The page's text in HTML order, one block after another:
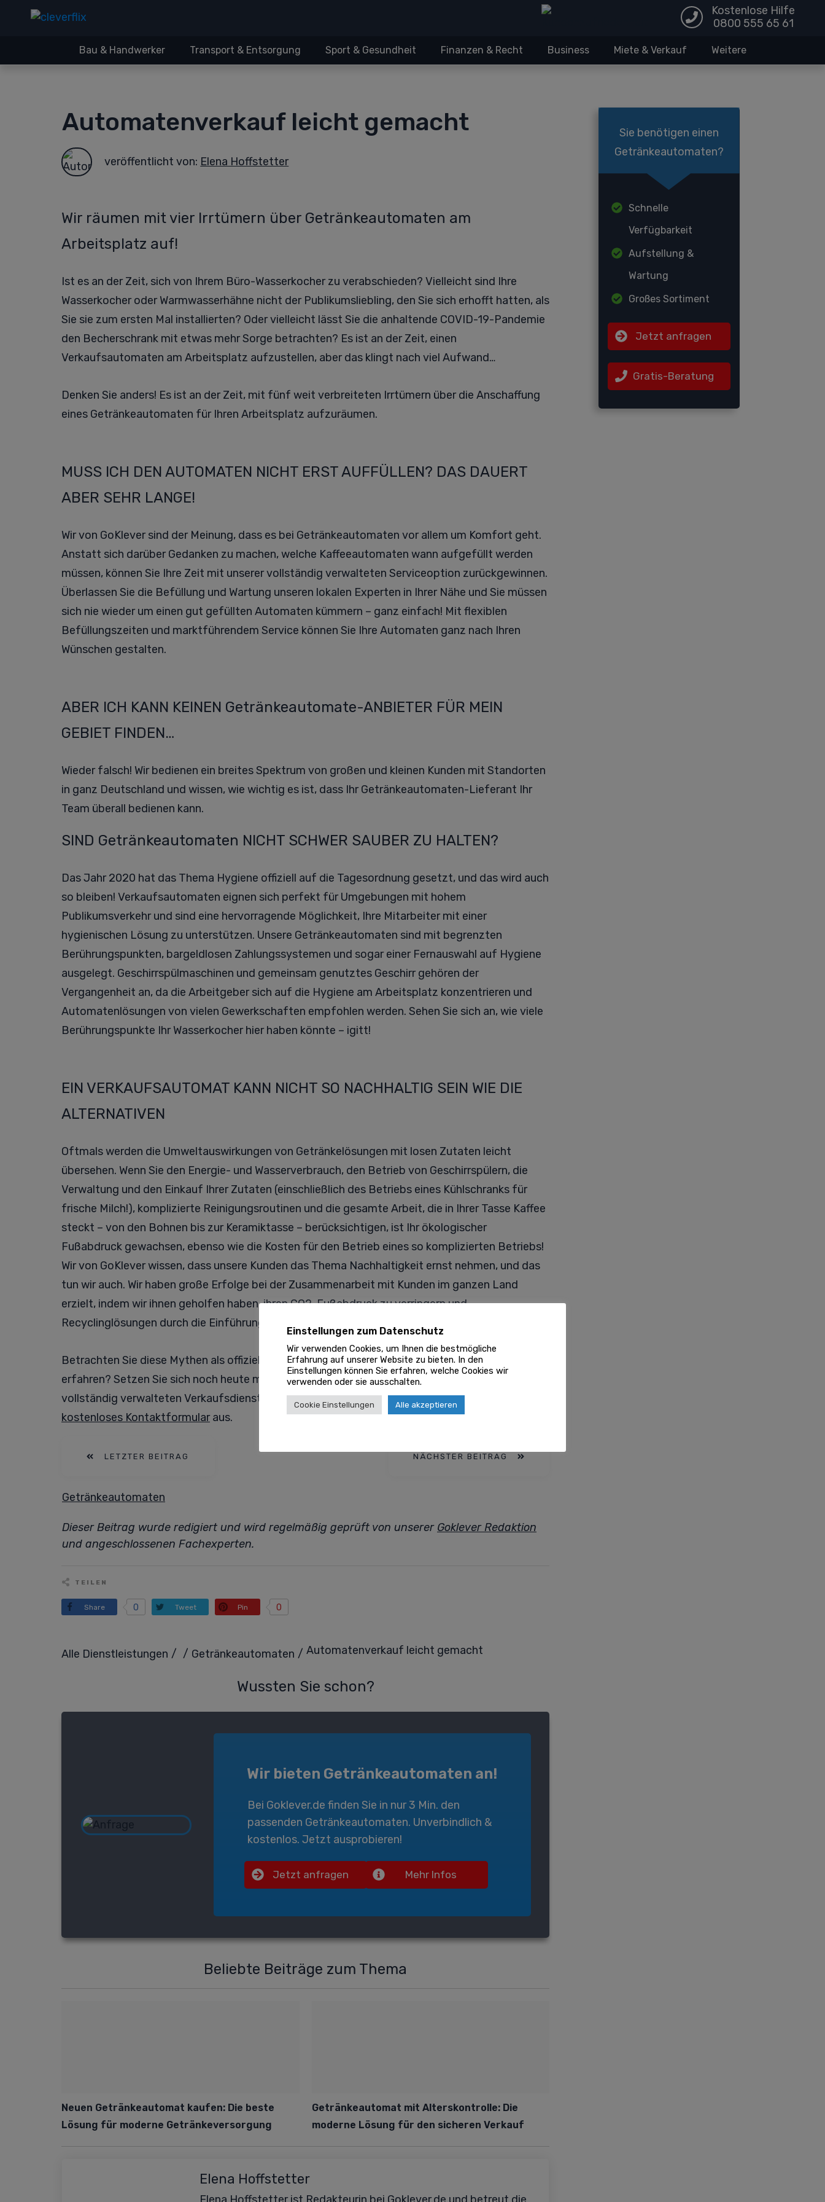
Kostenlose Hilfe
0800 555 65 61
Bau & Handwerker Transport & Entsorgung Sport & Gesundheit Finanzen & Recht Business Miete & Verkauf Weitere
Automatenverkauf leicht gemacht
veröffentlicht von: Elena Hoffstetter
Wir räumen mit vier Irrtümern über Getränkeautomaten am
Arbeitsplatz auf!
Ist es an der Zeit, sich von Ihrem Büro-Wasserkocher zu verabschieden? Vielleicht sind Ihre
Wasserkocher oder Warmwasserhähne nicht der Publikumsliebling, den Sie sich erhofft hatten, als
Sie sie zum ersten Mal installierten? Oder vielleicht lässt Sie die anhaltende COVID-19-Pandemie
den Becherschrank mit etwas mehr Sorge betrachten? Es ist an der Zeit, einen
Verkaufsautomaten am Arbeitsplatz aufzustellen, aber das klingt nach viel Aufwand…
Denken Sie anders! Es ist an der Zeit, mit fünf weit verbreiteten Irrtümern über die Anschaffung
eines Getränkeautomaten für Ihren Arbeitsplatz aufzuräumen.
MUSS ICH DEN AUTOMATEN NICHT ERST AUFFÜLLEN? DAS DAUERT
ABER SEHR LANGE!
Wir von GoKlever sind der Meinung, dass es bei Getränkeautomaten vor allem um Komfort geht.
Anstatt sich darüber Gedanken zu machen, welche Kaffeeautomaten wann aufgefüllt werden
müssen, können Sie Ihre Zeit mit unserer vollständig verwalteten Serviceoption zurückgewinnen.
Überlassen Sie die Befüllung und Wartung unseren lokalen Experten in Ihrer Nähe und Sie müssen
sich nie wieder um einen gut gefüllten Automaten kümmern – ganz einfach! Mit flexiblen
Befüllungszeiten und marktführendem Service können Sie Ihre Automaten ganz nach Ihren
Wünschen gestalten.
ABER ICH KANN KEINEN Getränkeautomate-ANBIETER FÜR MEIN
GEBIET FINDEN…
Wieder falsch! Wir bedienen ein breites Spektrum von großen und kleinen Kunden mit Standorten
in ganz Deutschland und wissen, wie wichtig es ist, dass Ihr Getränkeautomaten-Lieferant Ihr
Team überall bedienen kann.
SIND Getränkeautomaten NICHT SCHWER SAUBER ZU HALTEN?
Das Jahr 2020 hat das Thema Hygiene offiziell auf die Tagesordnung gesetzt, und das wird auch
so bleiben! Verkaufsautomaten eignen sich perfekt für Umgebungen mit hohem
Publikumsverkehr und sind eine hervorragende Möglichkeit, Ihre Mitarbeiter mit einer
hygienischen Lösung zu unterstützen. Unsere Getränkeautomaten sind mit begrenzten
Berührungspunkten, bargeldlosen Zahlungssystemen und sogar einer Fernauswahl auf Hygiene
ausgelegt. Geschirrspülmaschinen und gemeinsam genutztes Geschirr gehören der
Vergangenheit an, da die Arbeitgeber sich auf die Hygiene am Arbeitsplatz konzentrieren und
Automatenlösungen von vielen Gewerkschaften empfohlen werden. Sehen Sie sich an, wie viele
Berührungspunkte Ihr Wasserkocher hier haben könnte – igitt!
EIN VERKAUFSAUTOMAT KANN NICHT SO NACHHALTIG SEIN WIE DIE
ALTERNATIVEN
Oftmals werden die Umweltauswirkungen von Getränkelösungen mit losen Zutaten leicht
übersehen. Wenn Sie den Energie- und Wasserverbrauch, den Betrieb von Geschirrspülern, die
Verwaltung und den Einkauf Ihrer Zutaten (einschließlich des Betriebs eines Kühlschranks für
frische Milch!), komplizierte Reinigungsroutinen und die gesamte Arbeit, die in Ihrer Tasse Kaffee
steckt – von den Bohnen bis zur Keramiktasse – berücksichtigen, ist Ihr ökologischer
Fußabdruck gewachsen, ebenso wie die Kosten für den Betrieb eines so komplizierten Betriebs!
Wir von GoKlever wissen, dass unsere Kunden das Thema Nachhaltigkeit ernst nehmen, und das
tun wir auch. Wir haben große Erfolge bei der Zusammenarbeit mit Kunden im ganzen Land
erzielt, indem wir ihnen geholfen haben, ihren CO2-Fußabdruck zu verringern und
Recyclinglösungen durch die Einführung von Verkaufsautomaten zu verbessern.
Betrachten Sie diese Mythen als offiziell widerlegt! Möchten Sie mehr über Getränkeautomaten
erfahren? Setzen Sie sich noch heute mit uns in Verbindung und erfahren Sie mehr über einen
vollständig verwalteten Verkaufsdienst für Ihren Arbeitsplatz. Füllen Sie dazu einfach unser
kostenloses Kontaktformularaus.
LETZTER BEITRAG NÄCHSTER BEITRAG
Getränkeautomaten
Dieser Beitrag wurde redigiert und wird regelmäßig geprüft von unserer Goklever Redaktion
und angeschlossenen Fachexperten.
TEILEN
Share 0 Tweet Pin 0
Alle Dienstleistungen / / Getränkeautomaten / Automatenverkauf leicht gemacht
Wussten Sie schon?
Wir bieten Getränkeautomaten an!
Bei Goklever.de finden Sie in nur 3 Min. den
passenden Getränkeautomaten. Unverbindlich &
kostenlos. Jetzt ausprobieren!
Jetzt anfragen Mehr Infos
Beliebte Beiträge zum Thema
Neuen Getränkeautomat kaufen: Die beste
Lösung für moderne Getränkeversorgung
Getränkeautomat mit Alterskontrolle: Die
moderne Lösung für den sicheren Verkauf
Elena Hoffstetter
Sie benötigen einen
Getränkeautomaten?
Schnelle
Verfügbarkeit
Aufstellung &
Wartung
Großes Sortiment
Jetzt anfragen
Gratis-Beratung
Einstellungen zum Datenschutz
Wir verwenden Cookies, um Ihnen die bestmögliche
Erfahrung auf unserer Website zu bieten. In den
Einstellungen können Sie erfahren, welche Cookies wir
verwenden oder sie ausschalten.
Cookie Einstellungen Alle akzeptieren